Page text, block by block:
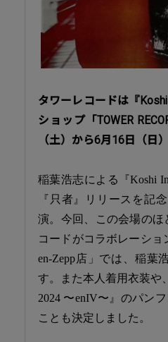
タワーレコードは『
ショップ「TOWER
（土）から6月16日（日
稲葉浩志による『Koshi
『只者』リリースを記
演。今回、この会場の
コードがコラボレーショ
en-Zepp店」では、稲葉
す。また本人着用衣装や
2024 〜enIV〜』のパン
ことも決定しました。